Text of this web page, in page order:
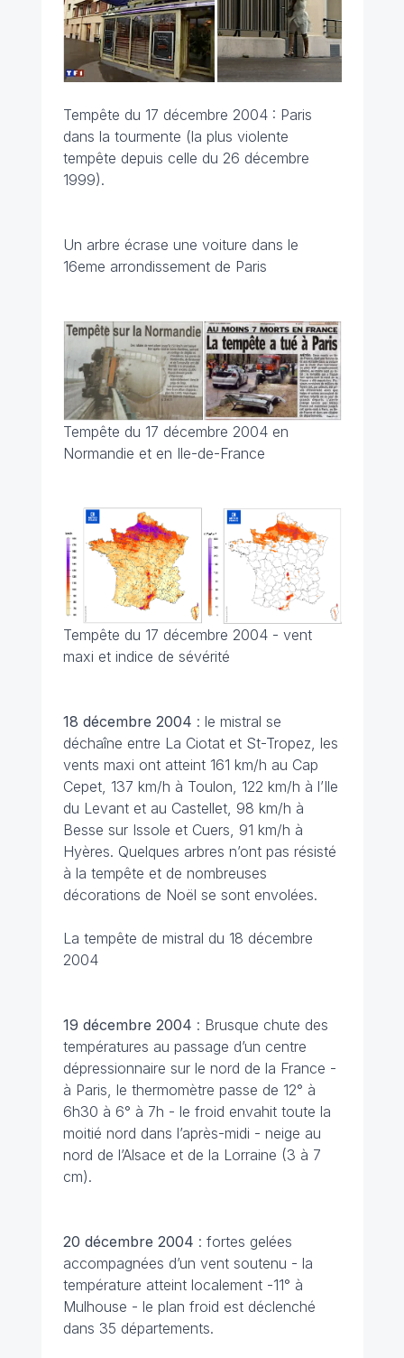
Tempête du 17 décembre 2004 : Paris
dans la tourmente (la plus violente
tempête depuis celle du 26 décembre
1999).
Un arbre écrase une voiture dans le
16eme arrondissement de Paris
Tempête du 17 décembre 2004 en
Normandie et en Ile-de-France
Tempête du 17 décembre 2004 - vent
maxi et indice de sévérité
18 décembre 2004 : le mistral se
déchaîne entre La Ciotat et St-Tropez, les
vents maxi ont atteint 161 km/h au Cap
Cepet, 137 km/h à Toulon, 122 km/h à l’Ile
du Levant et au Castellet, 98 km/h à
Besse sur Issole et Cuers, 91 km/h à
Hyères. Quelques arbres n’ont pas résisté
à la tempête et de nombreuses
décorations de Noël se sont envolées.
La tempête de mistral du 18 décembre
2004
19 décembre 2004 : Brusque chute des
températures au passage d’un centre
dépressionnaire sur le nord de la France -
à Paris, le thermomètre passe de 12° à
6h30 à 6° à 7h - le froid envahit toute la
moitié nord dans l’après-midi - neige au
nord de l’Alsace et de la Lorraine (3 à 7
cm).
20 décembre 2004 : fortes gelées
accompagnées d’un vent soutenu - la
température atteint localement -11° à
Mulhouse - le plan froid est déclenché
dans 35 départements.